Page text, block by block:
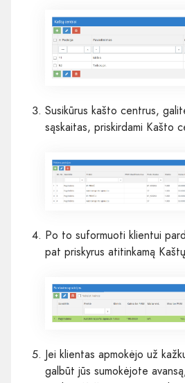
Susikūrus kašto centrus,
sąskaitas, priskirdami Kašto
Po to suformuoti klientui
pat priskyrus atitinkamą
Jei klientas apmokėjo už
galbūt jūs sumokėjote